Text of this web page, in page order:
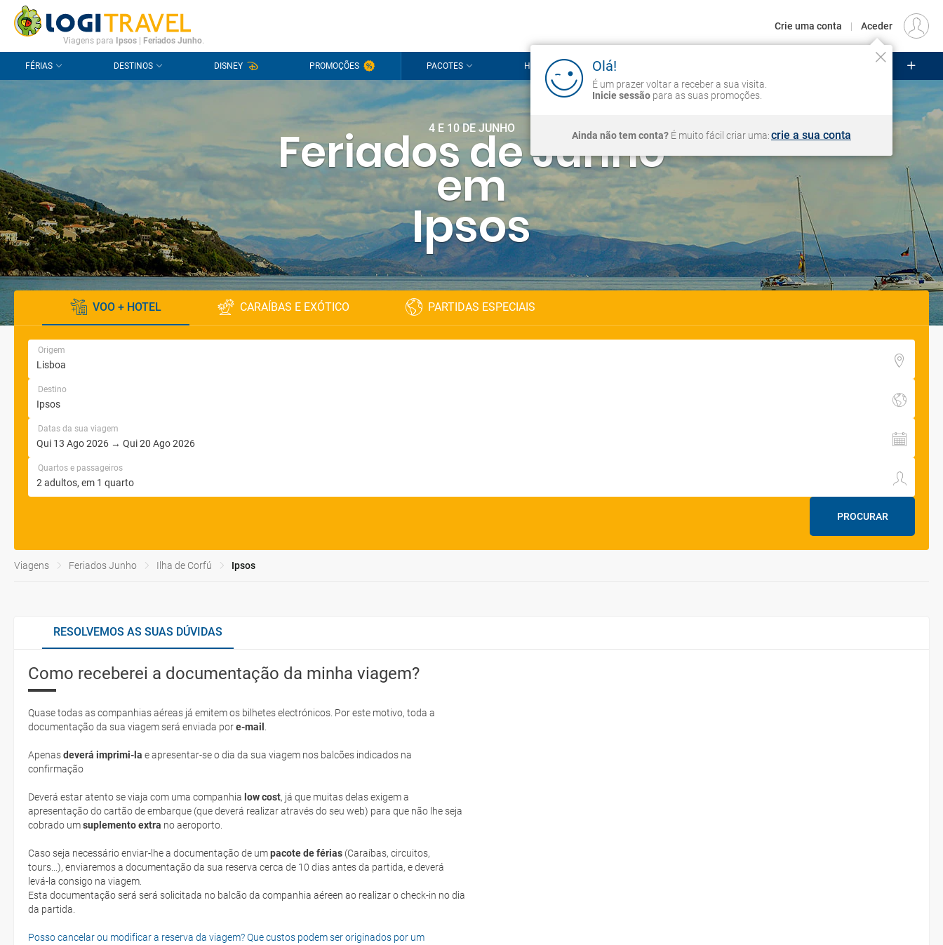
CONTACTO PERGUNTAS FREQUENTES EUR
Viagens para Ipsos Feriados Junho.
Crie uma conta | Aceder
Olá!
É um prazer voltar a receber a sua visita.
Inicie sessão para as suas promoções.
Ainda não tem conta? É muito fácil criar uma:crie a sua conta
FÉRIAS DESTINOS DISNEY PROMOÇÕES PACOTES HOTÉIS CRUZEIROS
4 E 10 DE JUNHO
Feriados de Junho
em
Ipsos
VOO + HOTEL CARAÍBAS E EXÓTICO PARTIDAS ESPECIAIS
Origem
Destino
Datas da sua viagem
Quartos e passageiros
PROCURAR
Viagens Feriados Junho Ilha de Corfú Ipsos
RESOLVEMOS AS SUAS DÚVIDAS
Como receberei a documentação da minha viagem?
Quase todas as companhias aéreas já emitem os bilhetes electrónicos. Por este motivo, toda a
documentação da sua viagem será enviada pore-mail
Apenasdeverá imprimi-la e apresentar-se o dia da sua viagem nos balcões indicados na
confirmação
Deverá estar atento se viaja com uma companhia low cost, já que muitas delas exigem a
apresentação do cartão de embarque (que deverá realizar através do seu web) para que não lhe seja
cobrado umsuplemento extra no aeroporto.
Caso seja necessário enviar-lhe a documentação de umpacote de férias (Caraíbas, circuitos,
tours...), enviaremos a documentação da sua reserva cerca de 10 dias antes da partida, e deverá
levá-la consigo na viagem.
Esta documentação será será solicitada no balcão da companhia aéreen ao realizar o check-in no dia
da partida.
Posso cancelar ou modificar a reserva da viagem? Que custos podem ser originados por um